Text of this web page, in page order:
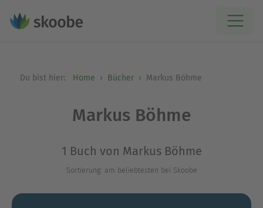
Du bist hier: Home Bücher Markus Böhme
Markus Böhme
1 Buch von Markus Böhme
Sortierung: am beliebtesten bei Skoobe